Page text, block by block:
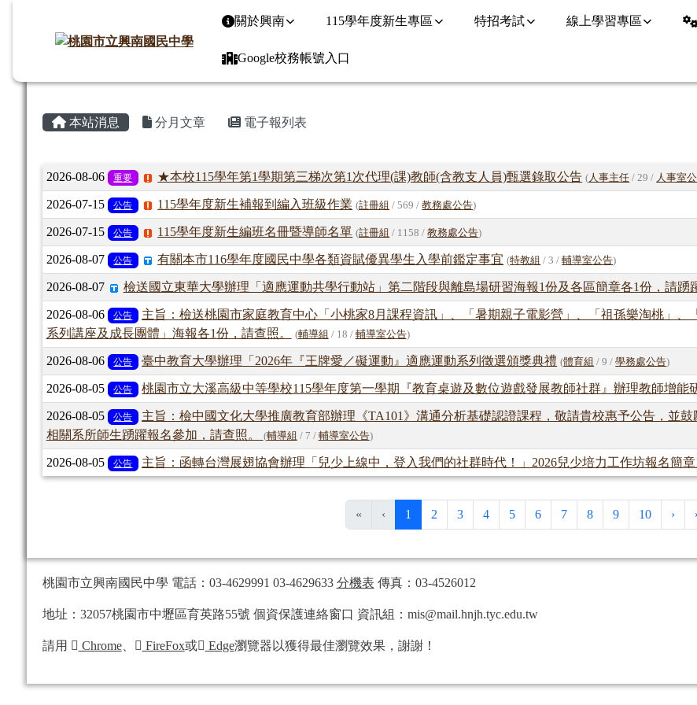
桃園市立興南國民中學
關於興南 115學年度新生專區 特招考試 線上學習專區
Google校務帳號入口
主內容區域
本站消息 分月文章 電子報列表
文章列表
2026-08-06 重要 ★本校115學年第1學期第三梯次第1次代理(課)教師(含教支人員)甄選錄取公告 (人事主任 / 29 / 人事室
2026-07-15 公告 115學年度新生補報到編入班級作業 (註冊組 / 569 /教務處公告)
2026-07-15 公告 115學年度新生編班名冊暨導師名單 (註冊組 / 1158 /教務處公告)
2026-08-07 公告 有關本市116學年度國民中學各類資賦優異學生入學前鑑定事宜 (特教組 / 3 /輔導室公告)
2026-08-07 檢送國立東華大學辦理「適應運動共學行動站」第二階段與離島場研習海報1份及各區簡章各1份，請踴
2026-08-06 公告
主旨：檢送桃園市家庭教育中心「小桃家8月課程資訊」、「暑期親子電影營」、「祖孫樂淘桃」
系列講座及成長團體」海報各1份，請查照。
(輔導組 / 18 / 輔導室公告)
2026-08-06 公告 臺中教育大學辦理「2026年『王牌愛／礙運動』適應運動系列徵選頒獎典禮 (體育組 / 9 /學務處公告)
2026-08-05 公告 桃園市立大溪高級中等學校115學年度第一學期『教育桌遊及數位遊戲發展教師社群』辦理教師增能
2026-08-05 公告
主旨：檢中國文化大學推廣教育部辦理《TA101》溝通分析基礎認證課程，敬請貴校惠予公告，並
相關系所師生踴躍報名參加，請查照。
(輔導組 / 7 / 輔導室公告)
2026-08-05 公告 主旨：函轉台灣展翅協會辦理「兒少上線中，登入我們的社群時代！」2026兒少培力工作坊報名簡
« ‹ 1 (目前頁次)
2 3 4 5 6 7 8 9 10 ›下
桃園市立興南國民中學 電話：03-4629991 03-4629633 分機表 傳真：03-4526012
地址：32057桃園市中壢區育英路55號 個資保護連絡窗口 資訊組：mis@mail.hnjh.tyc.edu.tw
請用 Chrome、 FireFox或 Edge瀏覽器以獲得最佳瀏覽效果，謝謝！